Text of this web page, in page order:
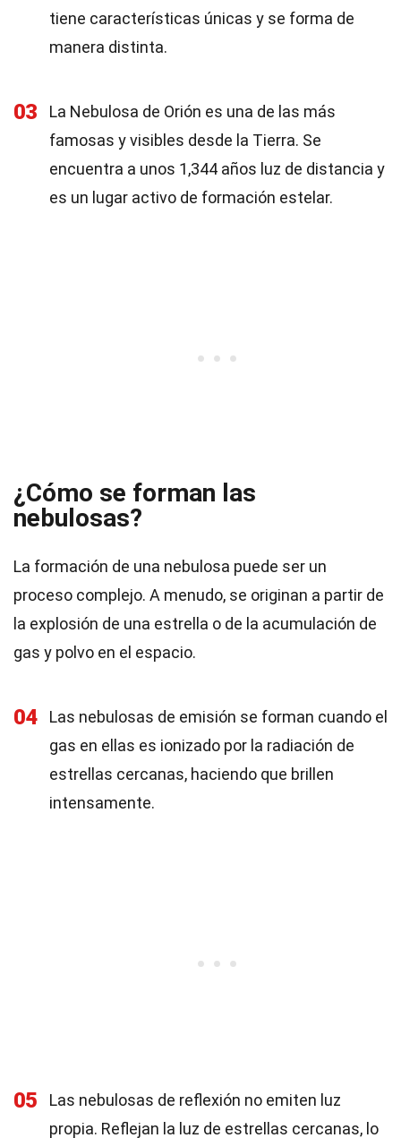
tiene características únicas y se forma de
manera distinta.
03
La Nebulosa de Orión es una de las más
famosas y visibles desde la Tierra. Se
encuentra a unos 1,344 años luz de distancia y
es un lugar activo de formación estelar.
¿Cómo se forman las
nebulosas?
La formación de una nebulosa puede ser un
proceso complejo. A menudo, se originan a partir de
la explosión de una estrella o de la acumulación de
gas y polvo en el espacio.
04
Las nebulosas de emisión se forman cuando el
gas en ellas es ionizado por la radiación de
estrellas cercanas, haciendo que brillen
intensamente.
05
Las nebulosas de reflexión no emiten luz
propia. Reflejan la luz de estrellas cercanas, lo